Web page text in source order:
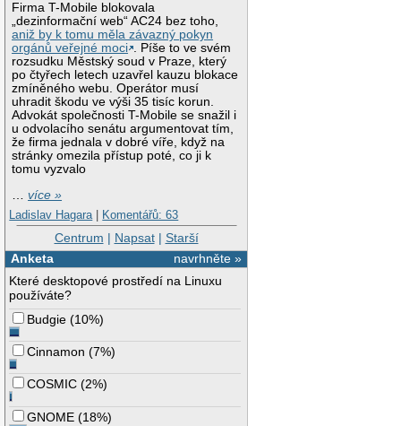
Firma T-Mobile blokovala
„dezinformační web“ AC24 bez toho,
aniž by k tomu měla závazný pokyn
orgánů veřejné moci . Píše to ve svém
rozsudku Městský soud v Praze, který
po čtyřech letech uzavřel kauzu blokace
zmíněného webu. Operátor musí
uhradit škodu ve výši 35 tisíc korun.
Advokát společnosti T-Mobile se snažil i
u odvolacího senátu argumentovat tím,
že firma jednala v dobré víře, když na
stránky omezila přístup poté, co ji k
tomu vyzvalo
…více »
Ladislav Hagara | Komentářů: 63
Centrum | Napsat| Starší
navrhněte »
Anketa
Které desktopové prostředí na Linuxu
používáte?
Budgie (10%)
Cinnamon (7%)
COSMIC (2%)
GNOME (18%)